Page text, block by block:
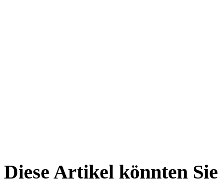
Diese Artikel könnten